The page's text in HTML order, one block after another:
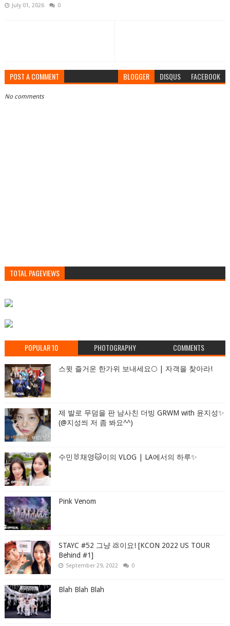
July 01, 2026 0
POST A COMMENT BLOGGER DISQUS FACEBOOK
No comments
TOTAL PAGEVIEWS
POPULAR 10 PHOTOGRAPHY COMMENTS
스윗 즐거운 한가위 보내세요🌕 | 자객을 찾아라!
제 발로 무덤을 판 남사친 더빙 GRWM with 윤지성✨
(@지성씌 저 좀 봐요^^)
수민🐰채영🐱이의 VLOG | LA에서의 하루✨
Pink Venom
STAYC #52 그냥 💩이요! [KCON 2022 US TOUR
Behind #1]
September 29, 2022 0
Blah Blah Blah